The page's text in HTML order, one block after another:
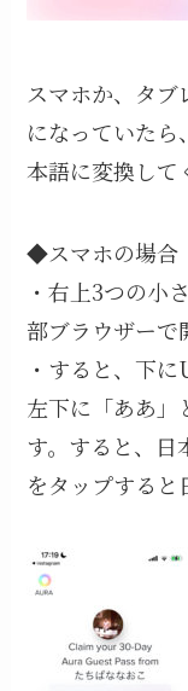
スマホか、タブ
になっていたら
本語に変換して
◆スマホの場合
・右上3つの小
部ブラウザーで
・すると、下
左下に「ああ」
す。すると、日
をタップすると